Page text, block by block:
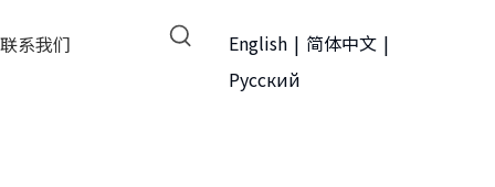
联系我们 English | 简体中文 |
Pусский